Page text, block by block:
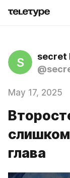
S
secret
May 17, 2025
глава